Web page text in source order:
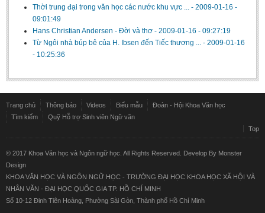
Thời trung đại trong văn học các nước khu vực ... - 2009-01-16 -
09:01:49
Hans Christian Andersen - Đời và thơ - 2009-01-16 - 09:27:19
Từ Ngôi nhà búp bê của H. Ibsen đến Tiếc thương ... - 2009-01-16
- 10:25:36
Trang chủ Thông báo Videos Biểu mẫu
Đoàn - Hội Khoa Văn học
Tìm kiếm
Quỹ Hỗ trợ Sinh viên Ngữ văn
Top
© 2017 Khoa Văn học và Ngôn ngữ học. All Rights Reserved. Develop By Monster
Design
KHOA VĂN HỌC VÀ NGÔN NGỮ HỌC - TRƯỜNG ĐẠI HỌC KHOA HỌC XÃ HỘI VÀ
NHÂN VĂN - ĐẠI HỌC QUỐC GIA TP. HỒ CHÍ MINH
Số 10-12 Đinh Tiên Hoàng, Phường Sài Gòn, Thành phố Hồ Chí Minh